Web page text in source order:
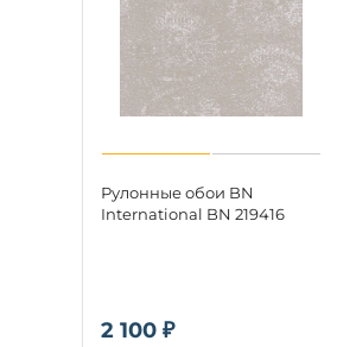
2 100 ₽
Рулонные обои BN
International BN 219416